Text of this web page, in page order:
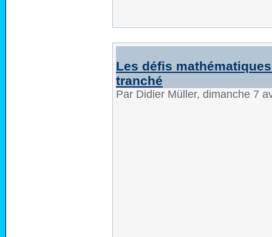
Les défis
tranché
Par Didier Müller, dimanche 7